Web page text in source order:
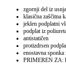
zgornji del iz usnja
klasična zaščitna
jeklen podplatni
podplat iz
antistatičen
protizdrsen
enostavna sponka
PRIMEREN ZA: